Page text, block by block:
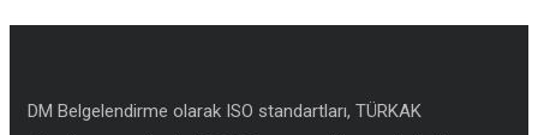
DM Belgelendirme olarak ISO standartları, TÜRKAK